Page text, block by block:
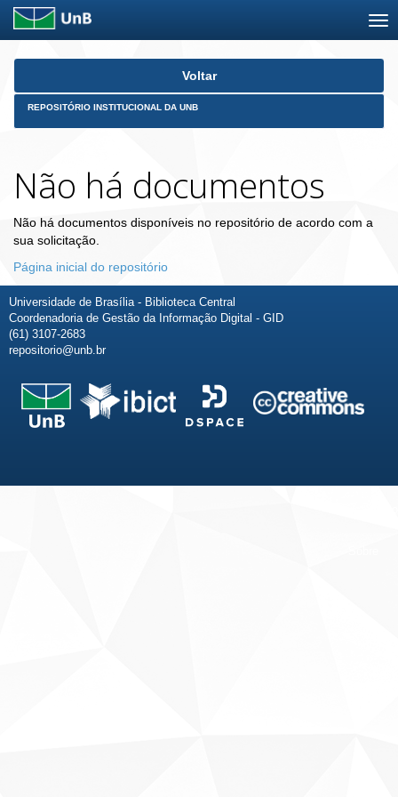
Skip
Voltar
REPOSITÓRIO INSTITUCIONAL DA UNB
Não há documentos
Não há documentos disponíveis no repositório de acordo com a
sua solicitação.
Página inicial do repositório
Universidade de Brasília - Biblioteca Central
Coordenadoria de Gestão da Informação Digital - GID
(61) 3107-2683
repositorio@unb.br